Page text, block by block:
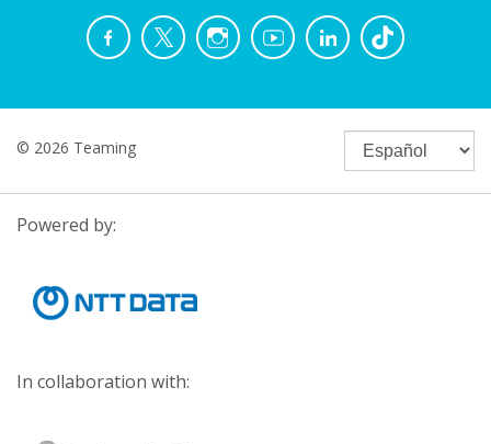
© 2026 Teaming
Powered by:
In collaboration with: